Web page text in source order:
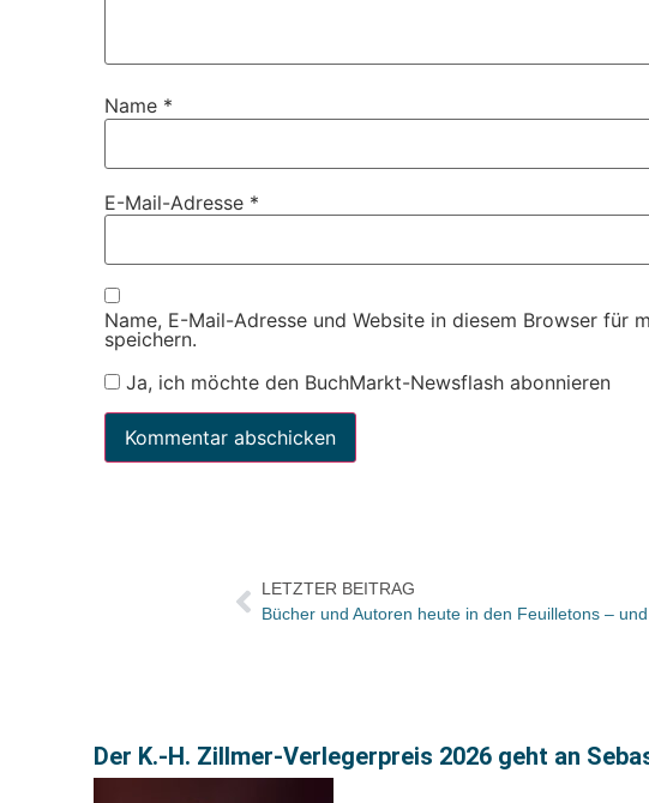
Name *
E-Mail-Adresse *
Name, E-Mail-Adresse und Website in diesem Browser für
speichern.
Ja, ich möchte den BuchMarkt-Newsflash abonnieren
LETZTER BEITRAG
Der K.-H. Zillmer-Verlegerpreis 2026 geht an